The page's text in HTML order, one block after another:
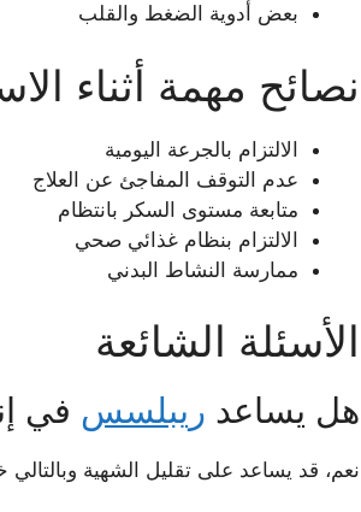
بعض أدوية الضغط والقلب
نصائح مهمة أثناء
الالتزام بالجرعة اليومية
عدم التوقف المفاجئ عن العلاج
متابعة مستوى السكر بانتظام
الالتزام بنظام غذائي صحي
ممارسة النشاط البدني
الأسئلة الشائعة
هل يساعد ريبلسس في
نعم، قد يساعد على تقليل الشهية